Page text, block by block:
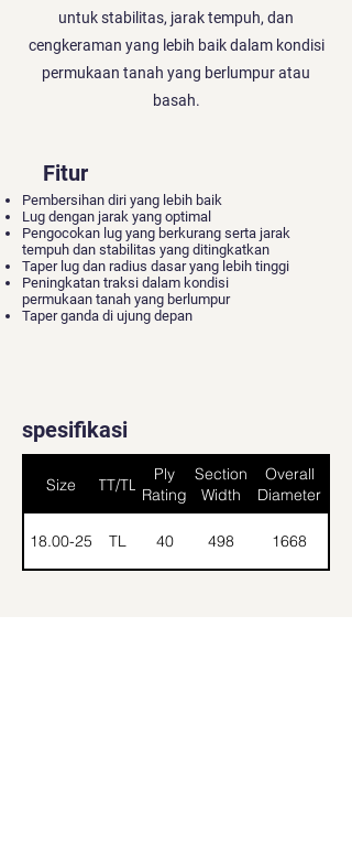
untuk stabilitas, jarak tempuh, dan
cengkeraman yang lebih baik dalam kondisi
permukaan tanah yang berlumpur atau
basah.
Fitur
Pembersihan diri yang lebih baik
Lug dengan jarak yang optimal
Pengocokan lug yang berkurang serta jarak
tempuh dan stabilitas yang ditingkatkan
Taper lug dan radius dasar yang lebih tinggi
Peningkatan traksi dalam kondisi
permukaan tanah yang berlumpur
Taper ganda di ujung depan
spesifikasi
Size TT/TL
Ply
Rating
Section
Width
Overall
Diameter
18.00-25 TL 40 498 1668